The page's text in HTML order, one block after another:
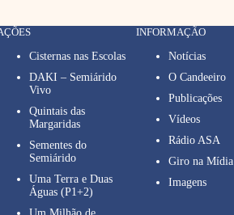
Cisternas nas Escolas
DAKI – Semiárido
Vivo
Quintais das
Margaridas
Sementes do
Semiárido
Uma Terra e Duas
Águas (P1+2)
INFORMAÇÃO
Notícias
O Candeeiro
Publicações
Vídeos
Rádio ASA
Giro na Mídia
Imagens